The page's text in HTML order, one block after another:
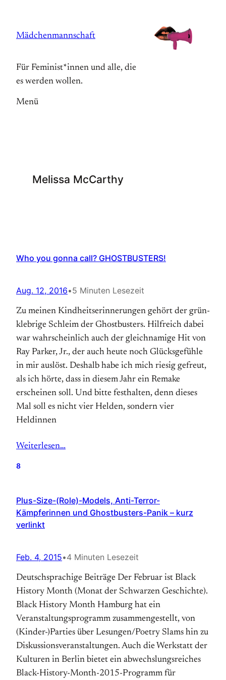
springen
Mädchenmannschaft
Für Feminist*innen und alle, die
es werden wollen.
Menü
Melissa McCarthy
Who you gonna call? GHOSTBUSTERS!
Aug. 12, 2016•5 Minuten Lesezeit
Zu meinen Kindheitserinnerungen gehört der grün-
klebrige Schleim der Ghostbusters. Hilfreich dabei
war wahrscheinlich auch der gleichnamige Hit von
Ray Parker, Jr., der auch heute noch Glücksgefühle
in mir auslöst. Deshalb habe ich mich riesig gefreut,
als ich hörte, dass in diesem Jahr ein Remake
erscheinen soll. Und bitte festhalten, denn dieses
Mal soll es nicht vier Helden, sondern vier
Heldinnen
Weiterlesen…
8
Plus-Size-(Role)-Models, Anti-Terror-
Kämpferinnen und Ghostbusters-Panik – kurz
verlinkt
Feb. 4, 2015•4 Minuten Lesezeit
Deutschsprachige Beiträge Der Februar ist Black
History Month (Monat der Schwarzen Geschichte).
Black History Month Hamburg hat ein
Veranstaltungsprogramm zusammengestellt, von
(Kinder-)Parties über Lesungen/Poetry Slams hin zu
Diskussionsveranstaltungen. Auch die Werkstatt der
Kulturen in Berlin bietet ein abwechslungsreiches
Black-History-Month-2015-Programm für